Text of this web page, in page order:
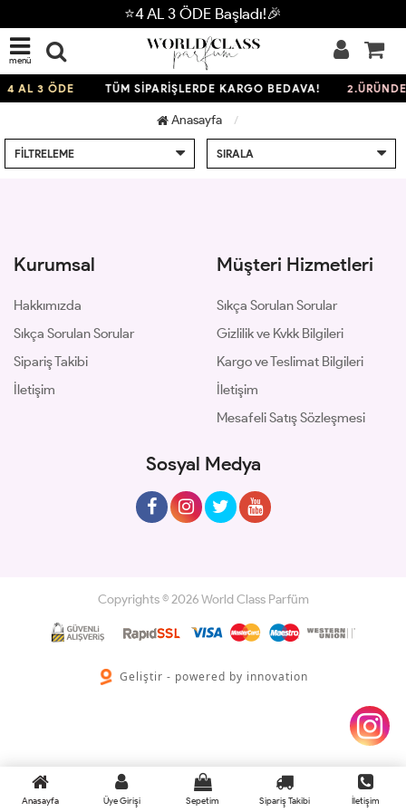
⭐4 AL 3 ÖDE Başladı!🎉
menü
4 AL 3 ÖDE TÜM SİPARİŞLERDE KARGO BEDAVA!
Anasayfa
FILTRELEME SIRALA
Kurumsal
Hakkımızda
Sıkça Sorulan Sorular
Sipariş Takibi
İletişim
Müşteri Hizmetleri
Sıkça Sorulan Sorular
Gizlilik ve Kvkk Bilgileri
Kargo ve Teslimat Bilgileri
İletişim
Mesafeli Satış Sözleşmesi
Sosyal Medya
Copyrights © 2026 World Class Parfüm
Geliştir - powered by innovation
Anasayfa Üye Girişi Sepetim Sipariş Takibi İletişim